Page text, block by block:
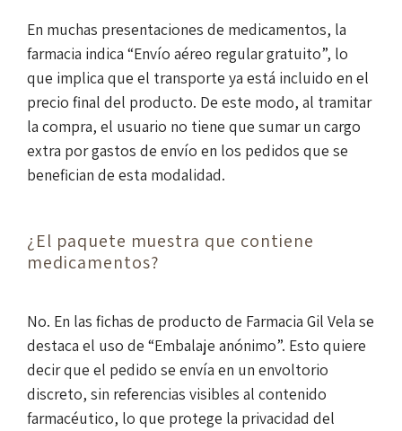
En muchas presentaciones de medicamentos, la
farmacia indica “Envío aéreo regular gratuito”, lo
que implica que el transporte ya está incluido en el
precio final del producto. De este modo, al tramitar
la compra, el usuario no tiene que sumar un cargo
extra por gastos de envío en los pedidos que se
benefician de esta modalidad.
¿El paquete muestra que contiene
medicamentos?
No. En las fichas de producto de Farmacia Gil Vela se
destaca el uso de “Embalaje anónimo”. Esto quiere
decir que el pedido se envía en un envoltorio
discreto, sin referencias visibles al contenido
farmacéutico, lo que protege la privacidad del